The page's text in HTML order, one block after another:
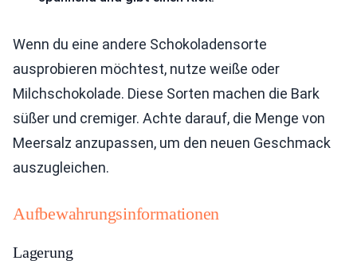
Wenn du eine andere Schokoladensorte
ausprobieren möchtest, nutze weiße oder
Milchschokolade. Diese Sorten machen die Bark
süßer und cremiger. Achte darauf, die Menge von
Meersalz anzupassen, um den neuen Geschmack
auszugleichen.
Aufbewahrungsinformationen
Lagerung